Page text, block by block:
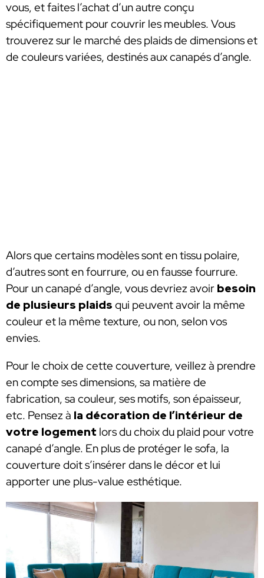
vous, et faites l’achat d’un autre conçu
spécifiquement pour couvrir les meubles. Vous
trouverez sur le marché des plaids de dimensions et
de couleurs variées, destinés aux canapés d’angle.
Alors que certains modèles sont en tissu polaire,
d’autres sont en fourrure, ou en fausse fourrure.
Pour un canapé d’angle, vous devriez avoir besoin
de plusieurs plaids qui peuvent avoir la même
couleur et la même texture, ou non, selon vos
envies.
Pour le choix de cette couverture, veillez à prendre
en compte ses dimensions, sa matière de
fabrication, sa couleur, ses motifs, son épaisseur,
etc. Pensez à la décoration de l’intérieur de
votre logement lors du choix du plaid pour votre
canapé d’angle. En plus de protéger le sofa, la
couverture doit s’insérer dans le décor et lui
apporter une plus-value esthétique.